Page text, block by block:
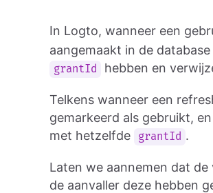
In Logto, wanneer een
aangemaakt in de
grantId hebben en
Telkens wanneer een
gemarkeerd als gebruikt,
met hetzelfde
grantId .
Laten we aannemen dat
de aanvaller deze hebben